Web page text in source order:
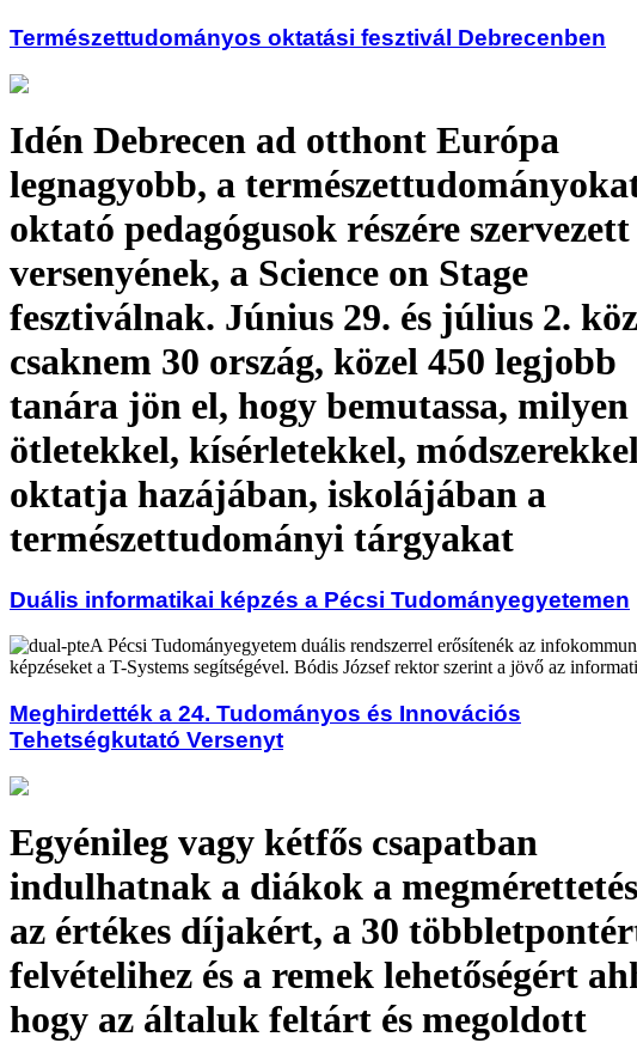
Természettudományos oktatási fesztivál Debrecenben
Idén Debrecen ad otthont Európa
legnagyobb, a
oktató pedagógusok részére szervezett
versenyének, a Science on Stage
fesztiválnak. Június 29. és július 2.
csaknem 30 ország, közel 450 legjobb
tanára jön el, hogy bemutassa, milyen
ötletekkel, kísérletekkel, módszerekkel
oktatja hazájában, iskolájában a
természettudományi tárgyakat
Duális informatikai képzés a Pécsi Tudományegyetemen
A Pécsi Tudományegyetem duális rendszerrel erősítenék az
képzéseket a T-Systems segítségével. Bódis József rektor szerint a jövő az
Meghirdették a 24. Tudományos és Innovációs
Tehetségkutató Versenyt
Egyénileg vagy kétfős csapatban
indulhatnak a diákok a
az értékes díjakért, a 30
felvételihez és a remek lehetőségért
hogy az általuk feltárt és megoldott